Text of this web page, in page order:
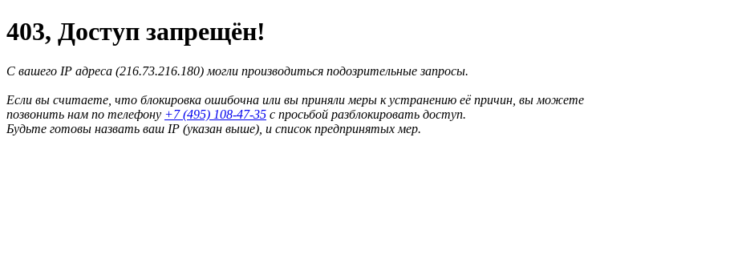
403, Доступ запрещён!
С вашего IP адреса (216.73.216.180) могли производиться подозрительные запросы.
Если вы считаете, что блокировка ошибочна или вы приняли меры к устранению её причин, вы можете
позвонить нам по телефону +7 (495) 108-47-35 с просьбой разблокировать доступ.
Будьте готовы назвать ваш IP (указан выше), и список предпринятых мер.